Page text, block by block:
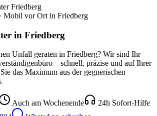
Friedberg
Mobil vor Ort in Friedberg
in Friedberg
Unfall geraten in Friedberg? Wir sind Ihr
– schnell, präzise und auf Ihrer
das Maximum aus der gegnerischen
Auch am Wochenende
24h Sofort-Hilfe